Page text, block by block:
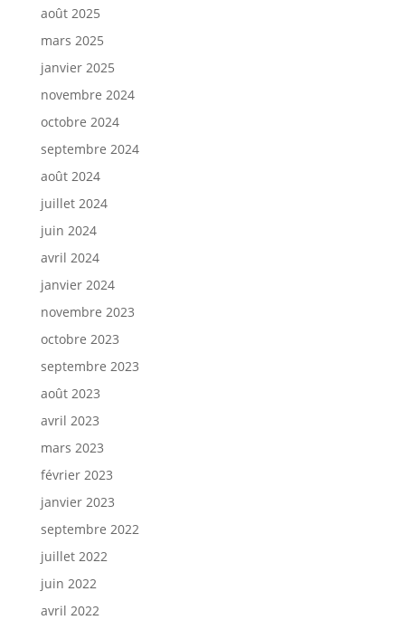
août 2025
mars 2025
janvier 2025
novembre 2024
octobre 2024
septembre 2024
août 2024
juillet 2024
juin 2024
avril 2024
janvier 2024
novembre 2023
octobre 2023
septembre 2023
août 2023
avril 2023
mars 2023
février 2023
janvier 2023
septembre 2022
juillet 2022
juin 2022
avril 2022